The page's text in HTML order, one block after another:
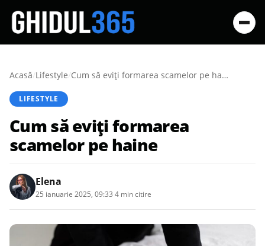
Acasă/Lifestyle/ Cum să eviți formarea scamelor pe haine
LIFESTYLE
Cum să eviți formarea
scamelor pe haine
Elena
25 ianuarie 2025, 09:33 4 min citire